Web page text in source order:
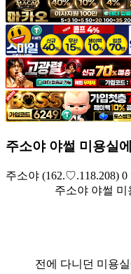
주소야 야썰 미용실
주소야 (162.♡.118.208) 0
주소야 야썰 미
전에 다니던 미용